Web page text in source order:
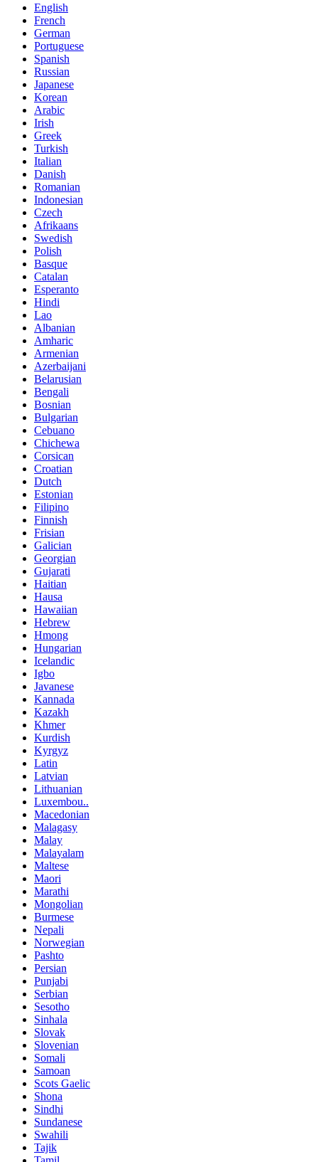
English
French
German
Portuguese
Spanish
Russian
Japanese
Korean
Arabic
Irish
Greek
Turkish
Italian
Danish
Romanian
Indonesian
Czech
Afrikaans
Swedish
Polish
Basque
Catalan
Esperanto
Hindi
Lao
Albanian
Amharic
Armenian
Azerbaijani
Belarusian
Bengali
Bosnian
Bulgarian
Cebuano
Chichewa
Corsican
Croatian
Dutch
Estonian
Filipino
Finnish
Frisian
Galician
Georgian
Gujarati
Haitian
Hausa
Hawaiian
Hebrew
Hmong
Hungarian
Icelandic
Igbo
Javanese
Kannada
Kazakh
Khmer
Kurdish
Kyrgyz
Latin
Latvian
Lithuanian
Luxembou..
Macedonian
Malagasy
Malay
Malayalam
Maltese
Maori
Marathi
Mongolian
Burmese
Nepali
Norwegian
Pashto
Persian
Punjabi
Serbian
Sesotho
Sinhala
Slovak
Slovenian
Somali
Samoan
Scots Gaelic
Shona
Sindhi
Sundanese
Swahili
Tajik